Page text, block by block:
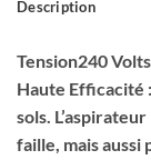
Description
Tension240 Volts
Haute Efficacité
sols.
faille, mais aussi